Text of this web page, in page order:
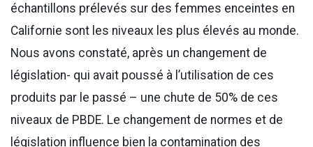
échantillons prélevés sur des femmes enceintes en
Californie sont les niveaux les plus élevés au monde.
Nous avons constaté, après un changement de
législation- qui avait poussé à l’utilisation de ces
produits par le passé – une chute de 50% de ces
niveaux de PBDE. Le changement de normes et de
législation influence bien la contamination des